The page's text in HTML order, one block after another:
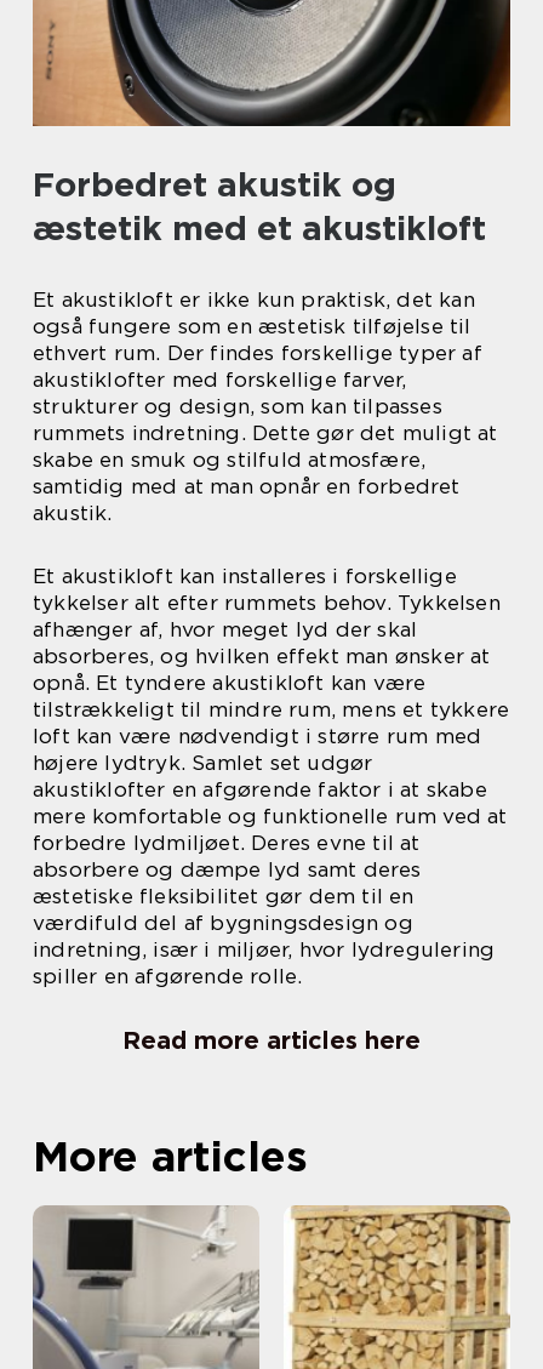
Forbedret akustik og
æstetik med et akustikloft
Et akustikloft er ikke kun praktisk, det kan
også fungere som en æstetisk tilføjelse til
ethvert rum. Der findes forskellige typer af
akustiklofter med forskellige farver,
strukturer og design, som kan tilpasses
rummets indretning. Dette gør det muligt at
skabe en smuk og stilfuld atmosfære,
samtidig med at man opnår en forbedret
akustik.
Et akustikloft kan installeres i forskellige
tykkelser alt efter rummets behov. Tykkelsen
afhænger af, hvor meget lyd der skal
absorberes, og hvilken effekt man ønsker at
opnå. Et tyndere akustikloft kan være
tilstrækkeligt til mindre rum, mens et tykkere
loft kan være nødvendigt i større rum med
højere lydtryk. Samlet set udgør
akustiklofter en afgørende faktor i at skabe
mere komfortable og funktionelle rum ved at
forbedre lydmiljøet. Deres evne til at
absorbere og dæmpe lyd samt deres
æstetiske fleksibilitet gør dem til en
værdifuld del af bygningsdesign og
indretning, især i miljøer, hvor lydregulering
spiller en afgørende rolle.
Read more articles here
More articles